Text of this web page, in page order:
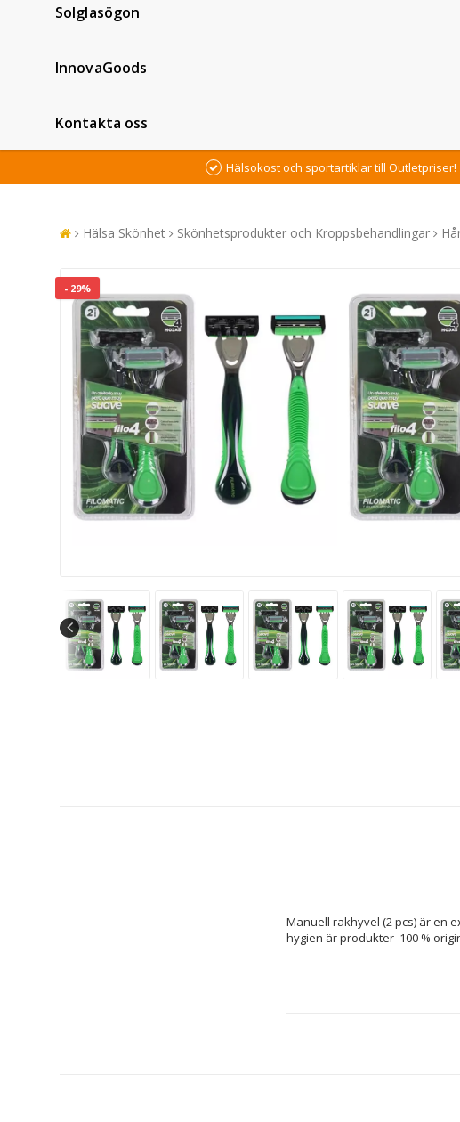
Solglasögon
InnovaGoods
Kontakta oss
Hälsokost och sportartiklar till Outletpriser!
Hälsa Skönhet Skönhetsprodukter och Kroppsbehandlingar
- 29%
Manuell rakhyvel (2 pcs) är en
hygien är produkter  100 %